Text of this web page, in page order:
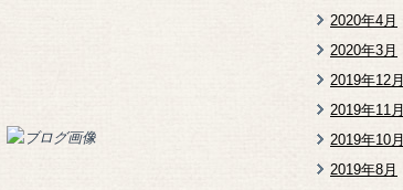
2020年4月
2020年3月
2019年12月
2019年11月
2019年10月
2019年8月